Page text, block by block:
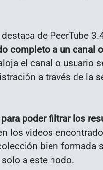
de PeerTube
completo a un canal
el canal o usuario
a través de la
poder filtrar los
los videos
bien formada
a este nodo.